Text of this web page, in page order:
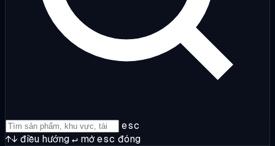
esc
↑↓ điều hướng↵ mởesc đóng